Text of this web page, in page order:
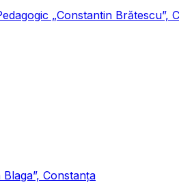
„Constantin Brătescu”,
Constanța